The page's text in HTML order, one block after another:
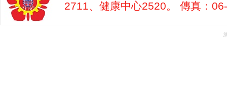
2711、健康中心2520。 傳真：